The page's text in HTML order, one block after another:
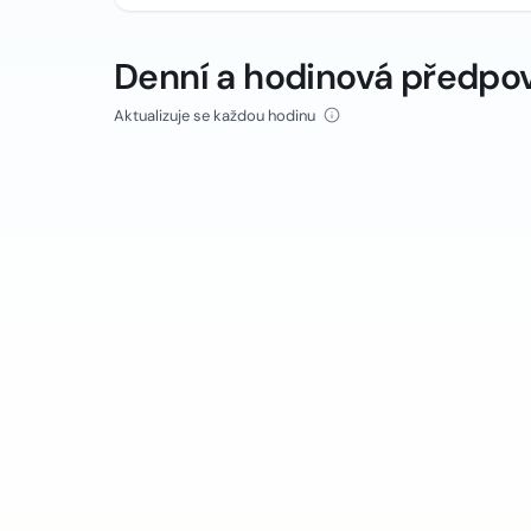
Denní a hodinová
Aktualizuje se každou hodinu